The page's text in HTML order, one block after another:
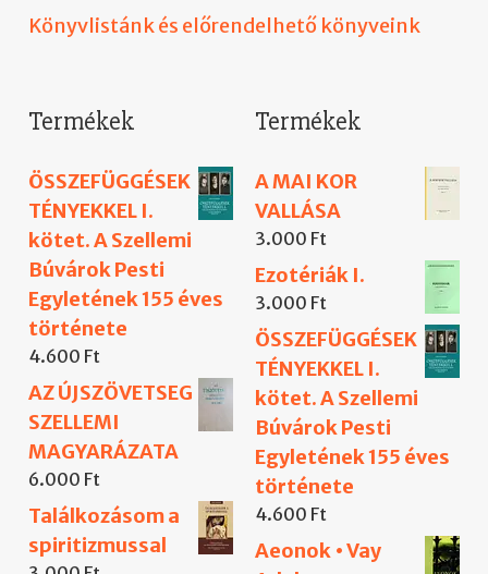
Könyvlistánk és előrendelhető könyveink
Termékek
ÖSSZEFÜGGÉSEK
TÉNYEKKEL I.
kötet. A Szellemi
Búvárok Pesti
Egyletének 155 éves
története
4.600 Ft
AZ ÚJSZÖVETSEG
SZELLEMI
MAGYARÁZATA
6.000 Ft
Találkozásom a
spiritizmussal
Termékek
A MAI KOR
VALLÁSA
3.000 Ft
Ezotériák I.
3.000 Ft
ÖSSZEFÜGGÉSEK
TÉNYEKKEL I.
kötet. A Szellemi
Búvárok Pesti
Egyletének 155 éves
története
4.600 Ft
Aeonok • Vay